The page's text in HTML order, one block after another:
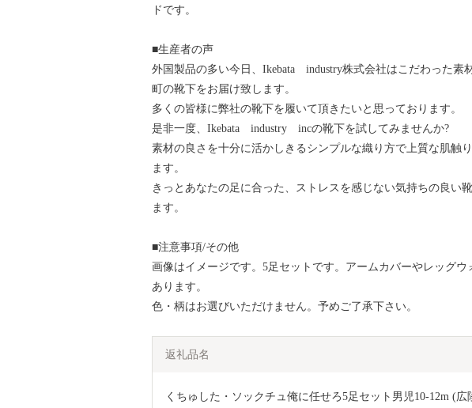
ドです。
■生産者の声
外国製品の多い今日、Ikebata industry株式会社はこだわった素
町の靴下をお届け致します。
多くの皆様に弊社の靴下を履いて頂きたいと思っております。
是非一度、Ikebata industry incの靴下を試してみませんか?
素材の良さを十分に活かしきるシンプルな織り方で上質な肌触
ます。
きっとあなたの足に合った、ストレスを感じない気持ちの良い
ます。
■注意事項/その他
画像はイメージです。5足セットです。アームカバーやレッグウ
あります。
色・柄はお選びいただけません。予めご了承下さい。
返礼品名
くちゅした・ソックチュ俺に任せろ5足セット男児10-12m (広